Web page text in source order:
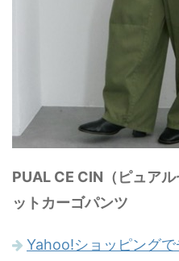
PUAL CE CIN（ピュア
ットカーゴパンツ
Yahoo!ショッピングで